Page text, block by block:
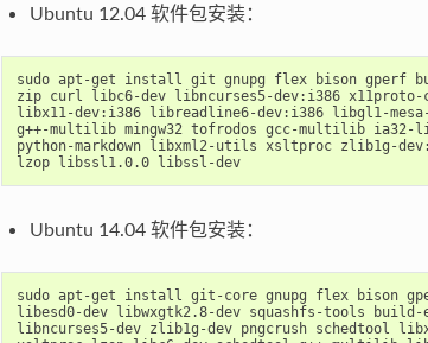
Ubuntu 12.04 软件包安装：
sudo apt-get install git gnupg flex bison gperf
zip curl libc6-dev libncurses5-dev:i386 x11proto-
libx11-dev:i386 libreadline6-dev:i386 libgl1-
g++-multilib mingw32 tofrodos gcc-multilib ia32-
python-markdown libxml2-utils xsltproc zlib1g-
lzop libssl1.0.0 libssl-dev
Ubuntu 14.04 软件包安装：
sudo apt-get install git-core gnupg flex bison
libesd0-dev libwxgtk2.8-dev squashfs-tools
libncurses5-dev zlib1g-dev pngcrush schedtool